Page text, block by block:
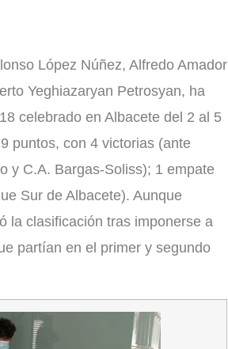
López Núñez, Alfredo Amador
Yeghiazaryan Petrosyan, ha
celebrado en Albacete del 2 al 5
puntos, con 4 victorias (ante
y C.A. Bargas-Soliss); 1 empate
Sur de Albacete). Aunque
la clasificación tras imponerse a
partían en el primer y segundo